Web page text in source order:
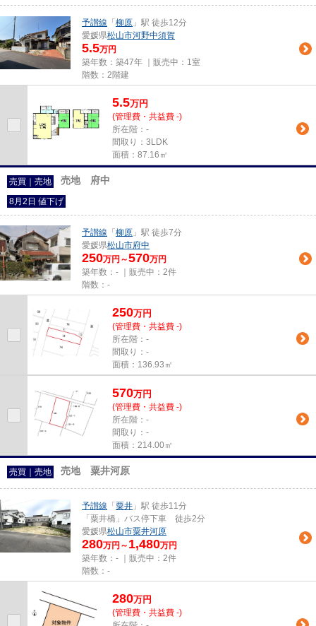
予讃線 「 柳原 」駅 徒歩12分
愛媛県松山市河野中須賀
5.5万円
築年数：築47年 ｜販売中： 1室
階数：2階建
5.5万円
(管理費・共益費 -)
所在階：-
間取り：3LDK
面積：87.16㎡
売買｜売地 売地 府中
8月2日 値下げ
予讃線 「 柳原 」駅 徒歩7分
愛媛県松山市府中
250万円～570万円
築年数：- ｜販売中： 2件
階数：-
250万円
(管理費・共益費 -)
所在階：-
間取り：-
面積：136.93㎡
570万円
(管理費・共益費 -)
所在階：-
間取り：-
面積：214.00㎡
売買｜売地 売地 粟井河原
予讃線 「 粟井 」駅 徒歩11分
「粟井橋」バス停下車 徒歩2分
愛媛県松山市粟井河原
280万円～ 1,480万円
築年数：- ｜販売中： 2件
階数：-
280万円
(管理費・共益費 -)